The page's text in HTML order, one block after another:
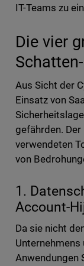
IT-Teams zu
Die vier
Aus Sicht der
Einsatz von
gefährden.
verwendeten
von
1.
Account-
Da sie nicht
Anwendungen